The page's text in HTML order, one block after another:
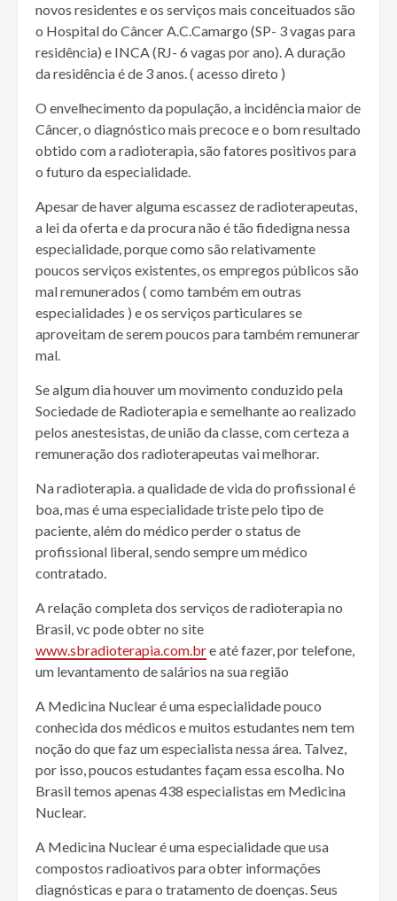
novos residentes e os serviços mais conceituados são
o Hospital do Câncer A.C.Camargo (SP- 3 vagas para
residência) e INCA (RJ- 6 vagas por ano). A duração
da residência é de 3 anos. ( acesso direto )
O envelhecimento da população, a incidência maior de
Câncer, o diagnóstico mais precoce e o bom resultado
obtido com a radioterapia, são fatores positivos para
o futuro da especialidade.
Apesar de haver alguma escassez de radioterapeutas,
a lei da oferta e da procura não é tão fidedigna nessa
especialidade, porque como são relativamente
poucos serviços existentes, os empregos públicos são
mal remunerados ( como também em outras
especialidades ) e os serviços particulares se
aproveitam de serem poucos para também remunerar
mal.
Se algum dia houver um movimento conduzido pela
Sociedade de Radioterapia e semelhante ao realizado
pelos anestesistas, de união da classe, com certeza a
remuneração dos radioterapeutas vai melhorar.
Na radioterapia. a qualidade de vida do profissional é
boa, mas é uma especialidade triste pelo tipo de
paciente, além do médico perder o status de
profissional liberal, sendo sempre um médico
contratado.
A relação completa dos serviços de radioterapia no
Brasil, vc pode obter no site
www.sbradioterapia.com.bre até fazer, por telefone,
um levantamento de salários na sua região
A Medicina Nuclear é uma especialidade pouco
conhecida dos médicos e muitos estudantes nem tem
noção do que faz um especialista nessa área. Talvez,
por isso, poucos estudantes façam essa escolha. No
Brasil temos apenas 438 especialistas em Medicina
Nuclear.
A Medicina Nuclear é uma especialidade que usa
compostos radioativos para obter informações
diagnósticas e para o tratamento de doenças. Seus